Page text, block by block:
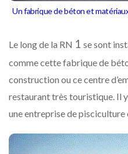
Un fabrique de béton et
Le long de la RN 1 se sont
comme cette fabrique de
construction ou ce centre
restaurant très touristique. Il
une entreprise de pisciculture